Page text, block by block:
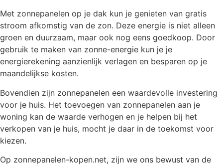
Met zonnepanelen op je dak kun je genieten van gratis
stroom afkomstig van de zon. Deze energie is niet alleen
groen en duurzaam, maar ook nog eens goedkoop. Door
gebruik te maken van zonne-energie kun je je
energierekening aanzienlijk verlagen en besparen op je
maandelijkse kosten.
Bovendien zijn zonnepanelen een waardevolle investering
voor je huis. Het toevoegen van zonnepanelen aan je
woning kan de waarde verhogen en je helpen bij het
verkopen van je huis, mocht je daar in de toekomst voor
kiezen.
Op zonnepanelen-kopen.net, zijn we ons bewust van de